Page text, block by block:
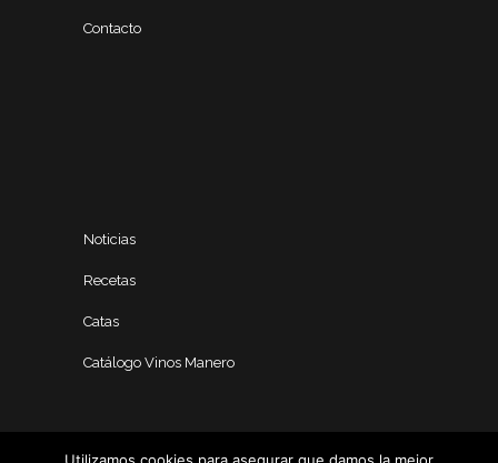
Contacto
Noticias
Recetas
Catas
Catálogo Vinos Manero